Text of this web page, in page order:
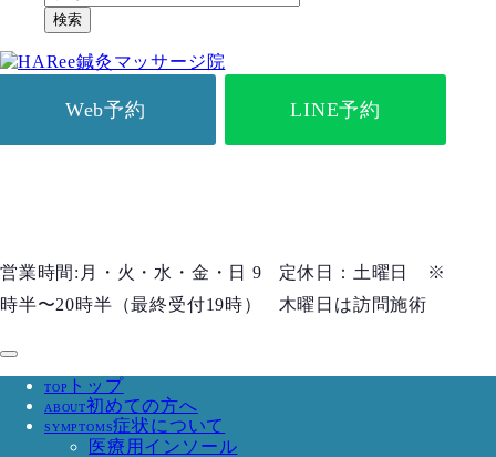
検索
Web予約 LINE予約
営業時間:月・火・水・金・日 9
時半〜20時半（最終受付19時）
定休日：土曜日 ※
木曜日は訪問施術
TOP トップ
ABOUT初めての方へ
SYMPTOMS症状について
医療用インソール